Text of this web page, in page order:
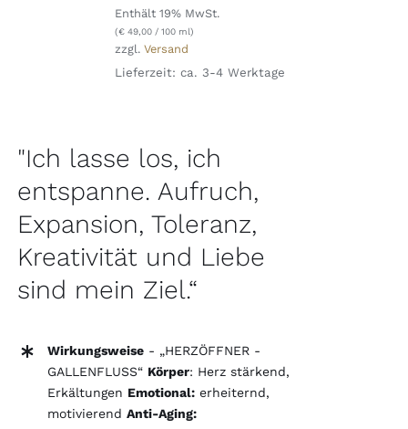
Enthält 19% MwSt.
(€49,00/ 100 ml)
zzgl. Versand
Lieferzeit: ca. 3-4 Werktage
"Ich lasse los, ich
entspanne. Aufruch,
Expansion, Toleranz,
Kreativität und Liebe
sind mein Ziel.“
Wirkungsweise - „HERZÖFFNER -
GALLENFLUSS“ Körper: Herz stärkend,
Erkältungen Emotional: erheiternd,
motivierendAnti-Aging: